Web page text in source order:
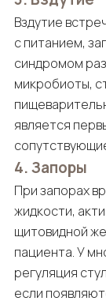
Вздутие
с питанием,
синдромом
микробиоты,
является
4. Запоры
При запорах
жидкости,
щитовидной
пациента. У
регуляция
если